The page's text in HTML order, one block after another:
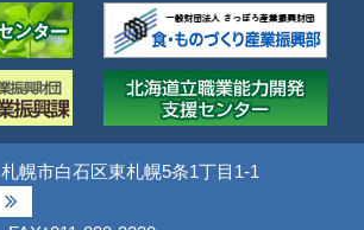
札幌市白石区東札幌5条1丁目1-1